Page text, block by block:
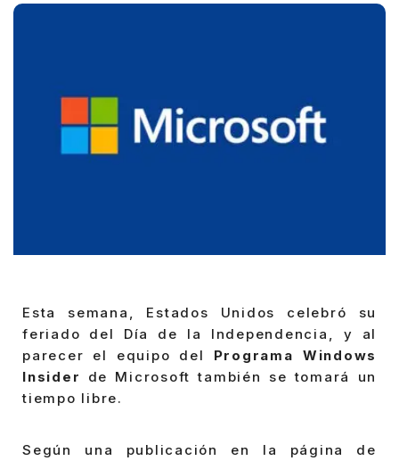
Esta semana, Estados Unidos celebró su
feriado del Día de la Independencia, y al
parecer el equipo del Programa Windows
Insider
de Microsoft también se tomará un
tiempo libre.
Según una publicación en la página de